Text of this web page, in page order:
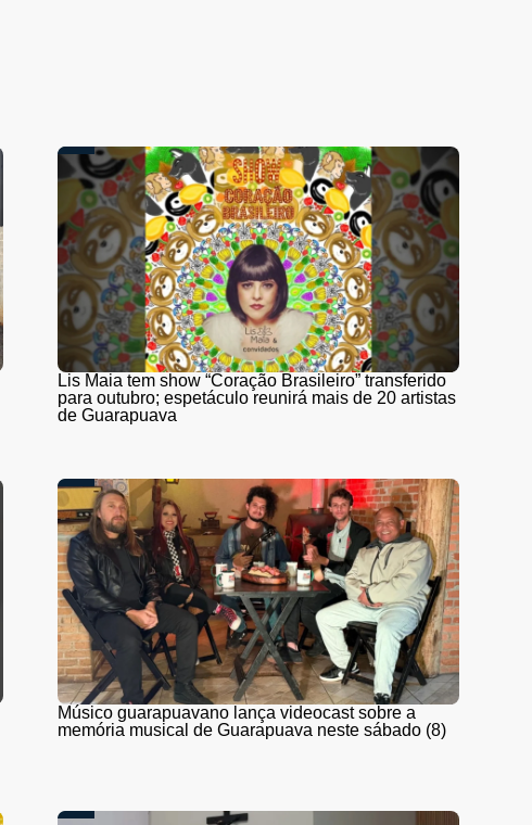
Lis Maia tem show “Coração Brasileiro” transferido
para outubro; espetáculo reunirá mais de 20 artistas
de Guarapuava
Músico guarapuavano lança videocast sobre a
memória musical de Guarapuava neste sábado (8)